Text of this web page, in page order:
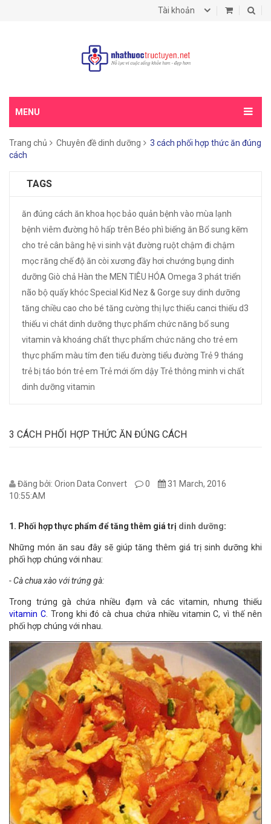
Tài khoản
MENU
Trang chủ Chuyên đề dinh dưỡng
3 cách phối hợp thức ăn đúng
cách
TAGS
ăn đúng cách ăn khoa học bảo quản bệnh vào mùa lạnh
bệnh viêm đường hô hấp trên Béo phì biếng ăn Bổ sung kẽm
cho trẻcân bằng hệ vi sinh vật đường ruộtchậm đi chậm
mọc răng chế độ ăn còi xương đầy hơi chướng bụng dinh
dưỡng Giò chả Hàn the MEN TIÊU HÓA Omega 3 phát triển
não bộquấy khócSpecial Kid Nez & Gorge suy dinh dưỡng
tăng chiều cao cho bé tăng cường thị lựcthiếu canci thiếu d3
thiếu vi chát dinh dưỡng thực phẩm chức năng bổ sung
vitamin và khoáng chấtthực phẩm chức năng cho trẻ em
thực phẩm màu tím đen tiểu đường tiểu đường Trẻ 9 tháng
trẻ bị táo bón trẻ em Trẻ mới ốm dậyTrẻ thông minh vi chất
dinh dưỡng vitamin
3 CÁCH PHỐI HỢP THỨC ĂN ĐÚNG CÁCH
Đăng bởi: Orion Data Convert 0
31 March, 2016
10:55:AM
1. Phối hợp thực phẩm để tăng thêm giá trị dinh dưỡng:
Những món ăn sau đây sẽ giúp tăng thêm giá trị sinh dưỡng khi
phối hợp chúng với nhau:
- Cà chua xào với trứng gà:
Trong trứng gà chứa nhiều đạm và các vitamin, nhưng thiếu
vitamin C. Trong khi đó cà chua chứa nhiều vitamin C, vì thế nên
phối hợp chúng với nhau.